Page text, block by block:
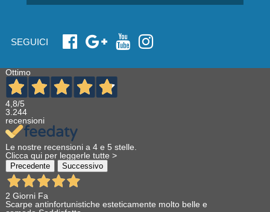
SEGUICI
Ottimo
4,8/5
3.244
recensioni
Le nostre recensioni a 4 e 5 stelle.
Clicca qui per leggerle tutte >
Precedente Successivo
2 Giorni Fa
Scarpe antinfortunistiche esteticamente molto belle e